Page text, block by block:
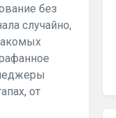
без
случайно,
от